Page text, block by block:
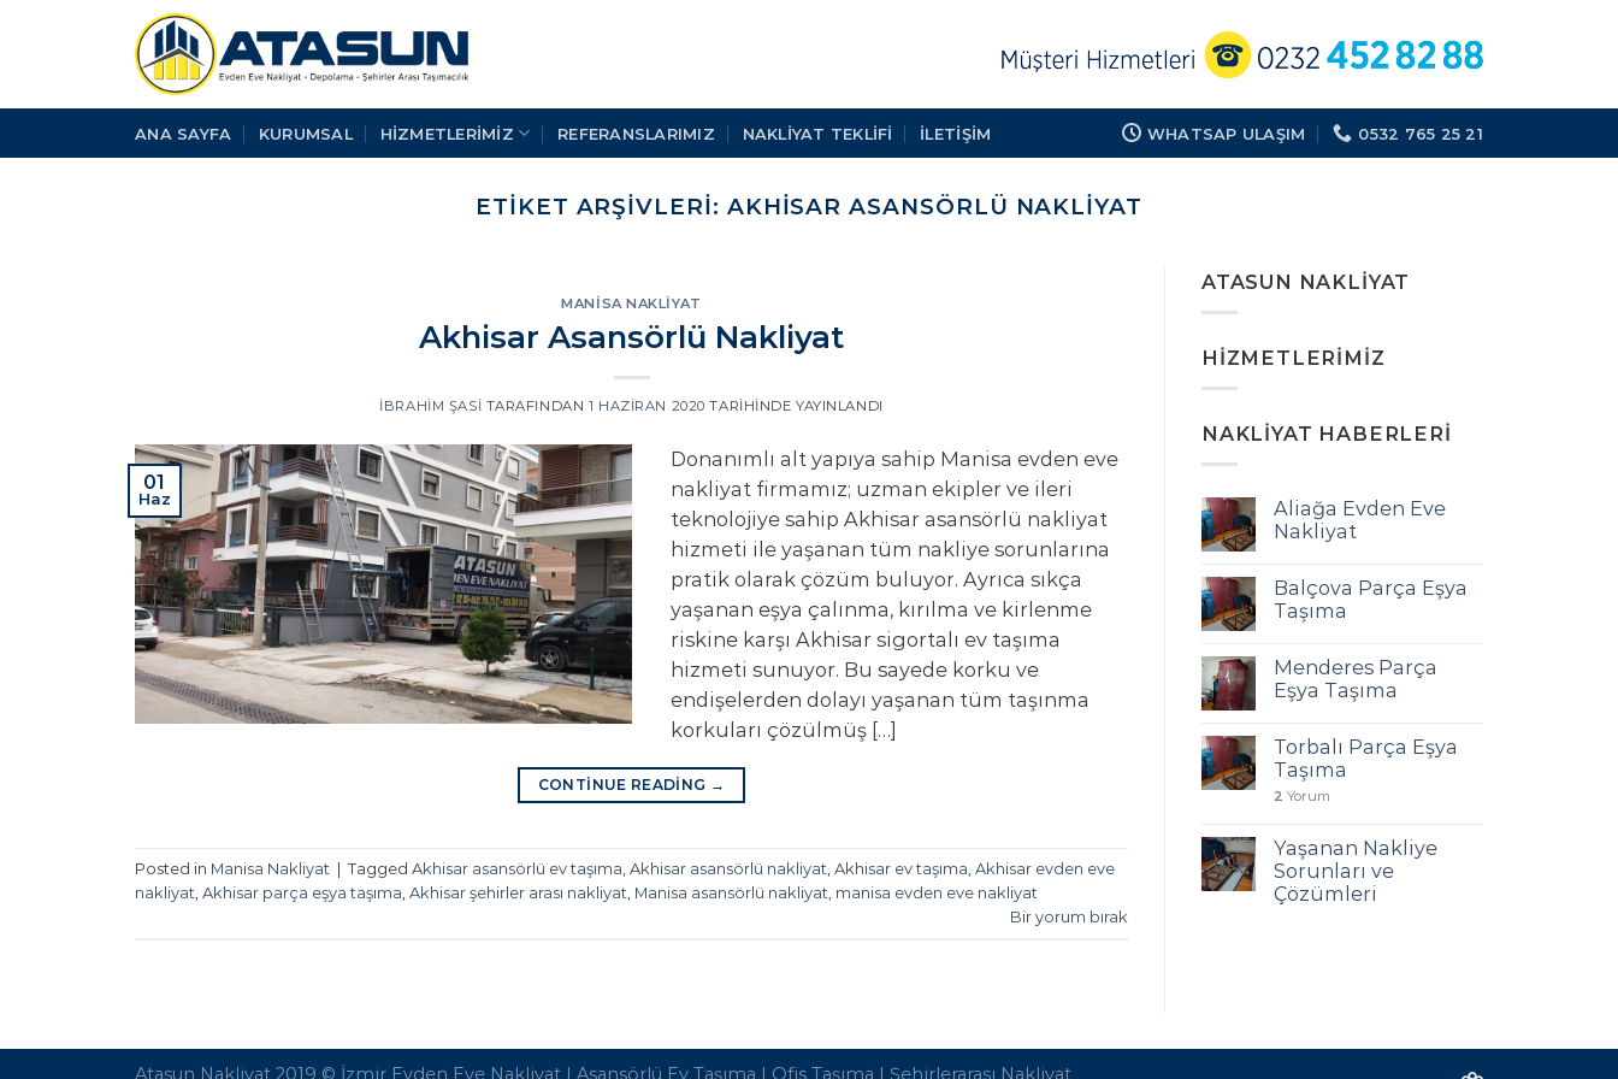
ANA SAYFA KURUMSAL HİZMETLERİMİZ REFERANSLARIMIZ NAKLIYAT TEKLIFI İLETİŞİM WHATSAP ULAŞIM 0532 765 25 21
ETIKET ARŞIVLERI: AKHISAR ASANSÖRLÜ NAKLIYAT
MANISA NAKLIYAT
Akhisar Asansörlü Nakliyat
İBRAHIM ŞASI TARAFINDAN 1 HAZIRAN 2020 TARIHINDE YAYINLANDI
01
Haz
Donanımlı alt yapıya sahip Manisa evden eve
nakliyat firmamız; uzman ekipler ve ileri
teknolojiye sahip Akhisar asansörlü nakliyat
hizmeti ile yaşanan tüm nakliye sorunlarına
pratik olarak çözüm buluyor. Ayrıca sıkça
yaşanan eşya çalınma, kırılma ve kirlenme
riskine karşı Akhisar sigortalı ev taşıma
hizmeti sunuyor. Bu sayede korku ve
endişelerden dolayı yaşanan tüm taşınma
korkuları çözülmüş […]
CONTINUE READING →
Posted in Manisa Nakliyat | Tagged Akhisar asansörlü ev taşıma Akhisar asansörlü nakliyat Akhisar ev taşıma Akhisar evden eve
nakliyat Akhisar parça eşya taşıma Akhisar şehirler arası nakliyat Manisa asansörlü nakliyat manisa evden eve nakliyat
Bir yorum bırak
ATASUN NAKLIYAT
HIZMETLERIMIZ
NAKLIYAT HABERLERI
Aliağa Evden Eve
Nakliyat
Balçova Parça Eşya
Taşıma
Menderes Parça
Eşya Taşıma
Torbalı Parça Eşya
Taşıma
2 Yorum
Yaşanan Nakliye
Sorunları ve
Çözümleri
Atasun Nakliyat 2019 © İzmir Evden Eve Nakliyat | Asansörlü Ev Taşıma | Ofis Taşıma | Şehirlerarası Nakliyat